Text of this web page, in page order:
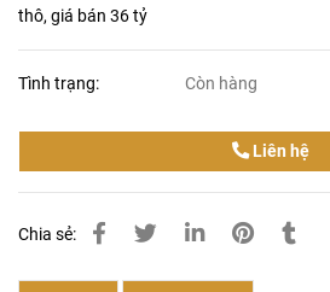
thô, giá bán 36 tỷ
Tình trạng: Còn hàng
Liên hệ
Chia sẻ: